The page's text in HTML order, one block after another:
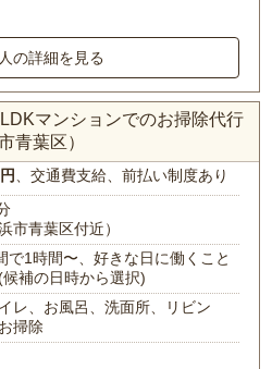
の詳細を見る
マンションでのお掃除代行
青葉区）
、交通費支給、前払い制度あり
市青葉区付近）
で1時間〜、好きな日に働くこと
補の日時から選択)
レ、お風呂、洗面所、リビン
掃除